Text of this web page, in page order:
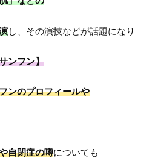
し、その演技などが話題になり
ンフン】
ンのプロフィールや
自閉症の噂についても